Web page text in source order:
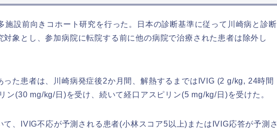
施設前向きコホート研究を行った。日本の診断基準に従って川崎病と診断
対象とし、参加病院に転院する前に他の病院で治療された患者は除外し
った患者は、川崎病発症後2か月間、解熱するまではIVIG (2 g/kg, 24時間
ン(30 mg/kg/日)を受け、続いて経口アスピリン(5 mg/kg/日)を受けた。
て、IVIG不応が予測される患者(小林スコア5以上)またはIVIG応答が予測さ